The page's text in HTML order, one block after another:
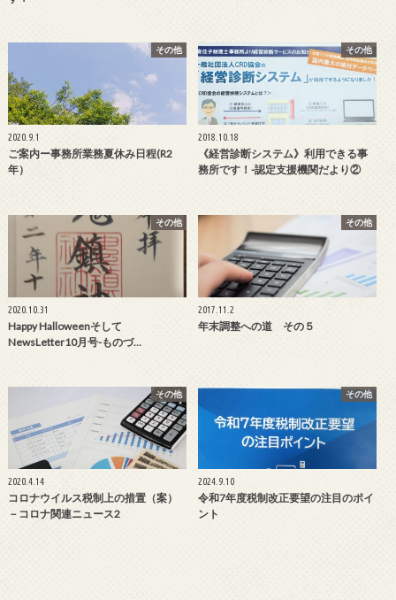
その他
2020.9.1
ご案内ー事務所業務夏休み日程(R2
年）
その他
2018.10.18
《経営診断システム》利用できる事
務所です！-認定支援機関だより②
その他
2020.10.31
Happy Halloweenそして
NewsLetter10月号-ものづ…
その他
2017.11.2
年末調整への道 その５
その他
2020.4.14
コロナウイルス税制上の措置（案）
－コロナ関連ニュース2
その他
2024.9.10
令和7年度税制改正要望の注目のポイ
ント